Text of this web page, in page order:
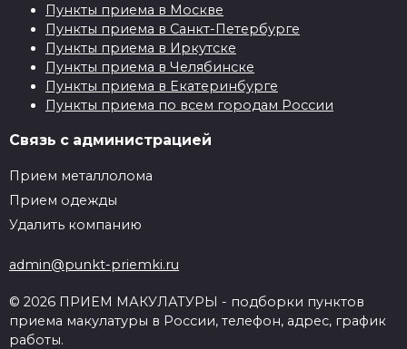
Пункты приема в Москве
Пункты приема в Санкт-Петербурге
Пункты приема в Иркутске
Пункты приема в Челябинске
Пункты приема в Екатеринбурге
Пункты приема по всем городам России
Связь с администрацией
Прием металлолома
Прием одежды
Удалить компанию
admin@punkt-priemki.ru
© 2026 ПРИЕМ МАКУЛАТУРЫ - подборки пунктов
приема макулатуры в России, телефон, адрес, график
работы.